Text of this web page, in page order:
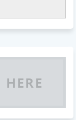
HERE